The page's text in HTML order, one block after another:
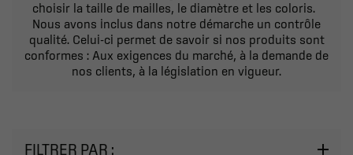
choisir la taille de mailles, le diamètre et les coloris.
Nous avons inclus dans notre démarche un contrôle
qualité. Celui-ci permet de savoir si nos produits sont
conformes : Aux exigences du marché, à la demande de
nos clients, à la législation en vigueur.
FILTRER PAR :